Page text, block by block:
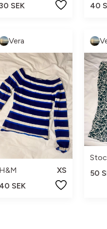
30 SEK
40
Vera
H&M
XS
40 SEK
50